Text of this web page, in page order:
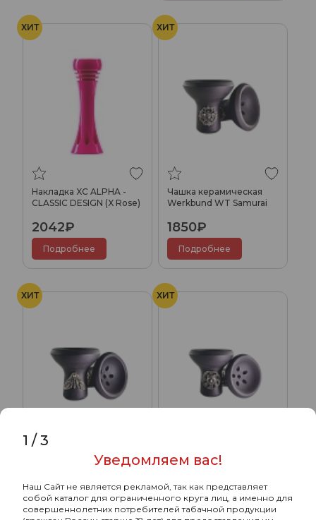
ХИТ
Накладка XC ALPHA -
CLASSIC DESIGN (X Rose)
2042₽
Подробнее
ХИТ
Чашка керамическая
Werkbund WT Samurai
1850₽
Подробнее
ХИТ
Чашка керамическая
1850₽
Подробнее
ХИТ
Чашка керамическая
1850₽
1 /3
Уведомляем вас!
Наш Сайт не является рекламой, так как представляет
собой каталог для ограниченного круга лиц, а именно для
совершеннолетних потребителей табачной продукции